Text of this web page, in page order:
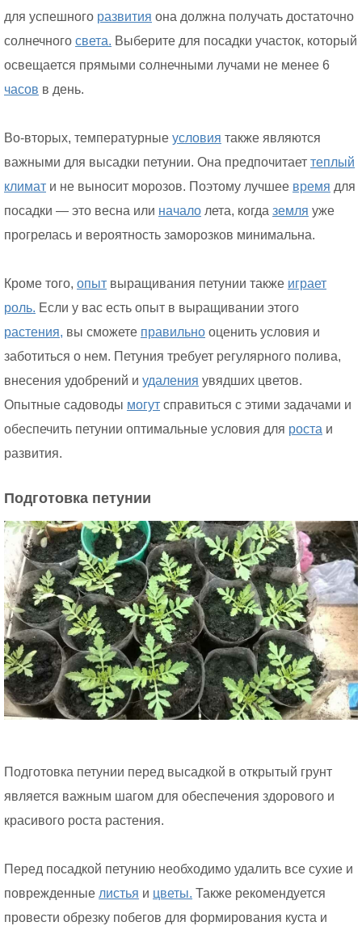
для успешного развития она должна получать достаточно
солнечного света. Выберите для посадки участок, который
освещается прямыми солнечными лучами не менее 6
часов в день.
Во-вторых, температурные условия также являются
важными для высадки петунии. Она предпочитает теплый
климат и не выносит морозов. Поэтому лучшее время для
посадки — это весна или начало лета, когда земля уже
прогрелась и вероятность заморозков минимальна.
Кроме того, опыт выращивания петунии также играет
роль. Если у вас есть опыт в выращивании этого
растения, вы сможете правильно оценить условия и
заботиться о нем. Петуния требует регулярного полива,
внесения удобрений и удаления увядших цветов.
Опытные садоводы могут справиться с этими задачами и
обеспечить петунии оптимальные условия для роста и
развития.
Подготовка петунии
Подготовка петунии перед высадкой в открытый грунт
является важным шагом для обеспечения здорового и
красивого роста растения.
Перед посадкой петунию необходимо удалить все сухие и
поврежденные листья и цветы. Также рекомендуется
провести обрезку побегов для формирования куста и